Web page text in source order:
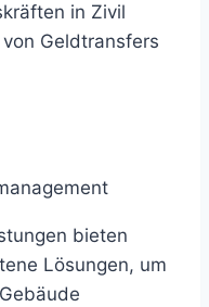
in Zivil
Geldtransfers
bieten
Lösungen, um